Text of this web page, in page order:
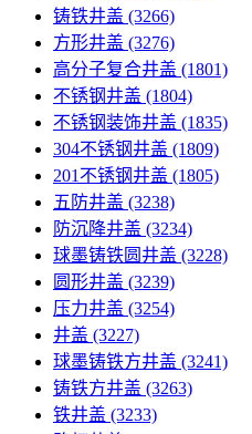
铸铁井盖 (3266)
方形井盖 (3276)
高分子复合井盖 (1801)
不锈钢井盖 (1804)
不锈钢装饰井盖 (1835)
304不锈钢井盖 (1809)
201不锈钢井盖 (1805)
五防井盖 (3238)
防沉降井盖 (3234)
球墨铸铁圆井盖 (3228)
圆形井盖 (3239)
压力井盖 (3254)
井盖 (3227)
球墨铸铁方井盖 (3241)
铸铁方井盖 (3263)
铁井盖 (3233)